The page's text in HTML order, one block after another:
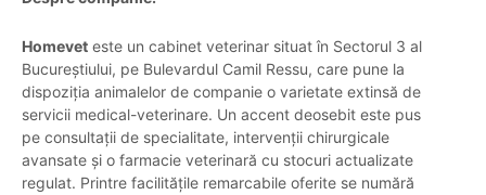
Homevet este un cabinet veterinar situat în Sectorul 3 al
Bucureștiului, pe Bulevardul Camil Ressu, care pune la
dispoziția animalelor de companie o varietate extinsă de
servicii medical-veterinare. Un accent deosebit este pus
pe consultații de specialitate, intervenții chirurgicale
avansate și o farmacie veterinară cu stocuri actualizate
regulat. Printre facilitățile remarcabile oferite se numără